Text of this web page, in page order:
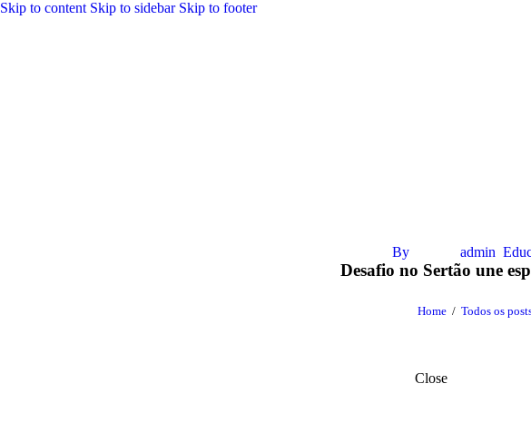
Skip to content Skip to sidebar Skip to footer
By admin
Desafio no Sertão une
Home Todos os
Close